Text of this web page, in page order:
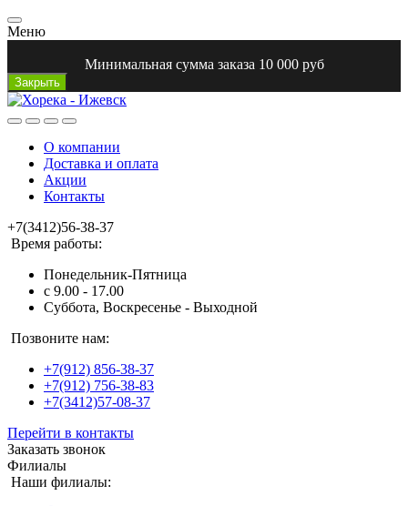
Меню
Минимальная сумма заказа 10 000 руб
Закрыть
О компании
Доставка и оплата
Акции
Контакты
+7(3412)56-38-37
Время работы:
Понедельник-Пятница
с 9.00 - 17.00
Суббота, Воскресенье - Выходной
Позвоните нам:
+7(912) 856-38-37
+7(912) 756-38-83
+7(3412)57-08-37
Перейти в контакты
Заказать звонок
Филиалы
Наши филиалы: